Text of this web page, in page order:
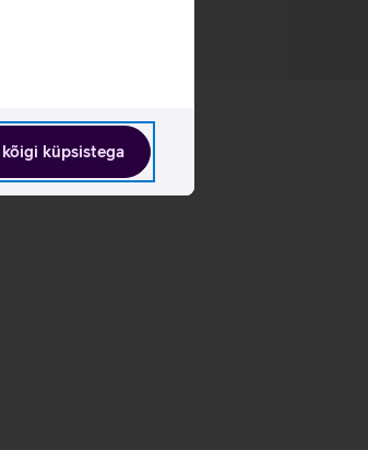
küpsistega